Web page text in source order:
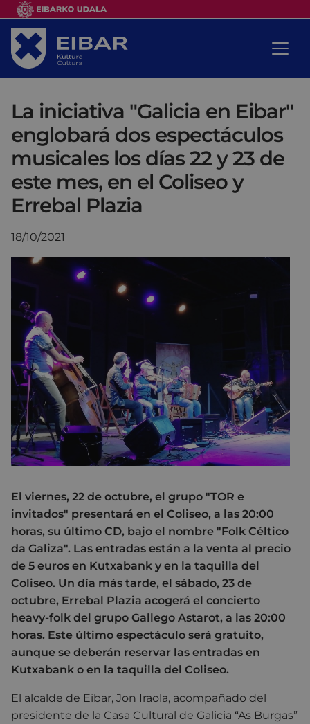
La iniciativa "Galicia en Eibar"
englobará dos espectáculos
musicales los días 22 y 23 de
este mes, en el Coliseo y
Errebal Plazia
18/10/2021
El viernes, 22 de octubre, el grupo "TOR e
invitados" presentará en el Coliseo, a las 20:00
horas, su último CD, bajo el nombre "Folk Céltico
da Galiza". Las entradas están a la venta al precio
de 5 euros en Kutxabank y en la taquilla del
Coliseo. Un día más tarde, el sábado, 23 de
octubre, Errebal Plazia acogerá el concierto
heavy-folk del grupo Gallego Astarot, a las 20:00
horas. Este último espectáculo será gratuito,
aunque se deberán reservar las entradas en
Kutxabank o en la taquilla del Coliseo.
El alcalde de Eibar, Jon Iraola, acompañado del
presidente de la Casa Cultural de Galicia “As Burgas”